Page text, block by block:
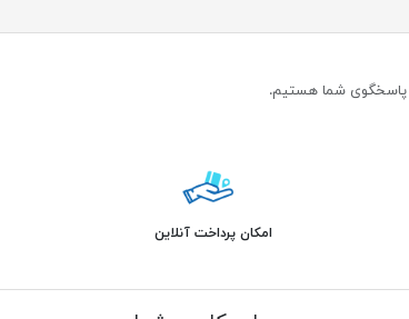
امکان پرداخت آنلاین